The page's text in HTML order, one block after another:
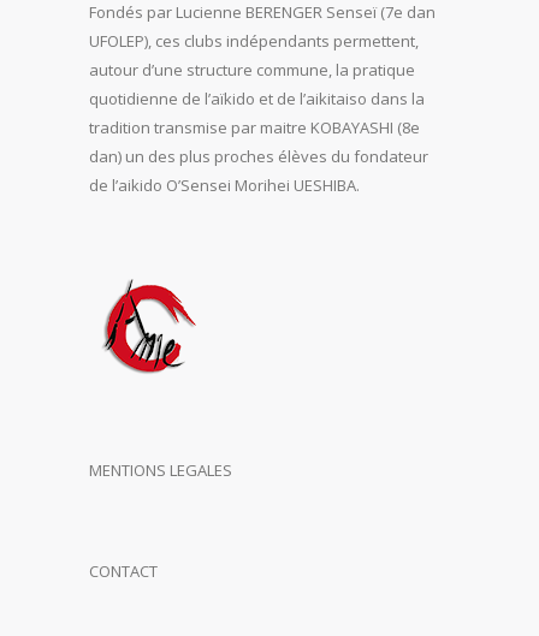
Fondés par Lucienne BERENGER Senseï (7e dan
UFOLEP), ces clubs indépendants permettent,
autour d’une structure commune, la pratique
quotidienne de l’aïkido et de l’aikitaiso dans la
tradition transmise par maitre KOBAYASHI (8e
dan) un des plus proches élèves du fondateur
de l’aikido O’Sensei Morihei UESHIBA.
MENTIONS LEGALES
CONTACT